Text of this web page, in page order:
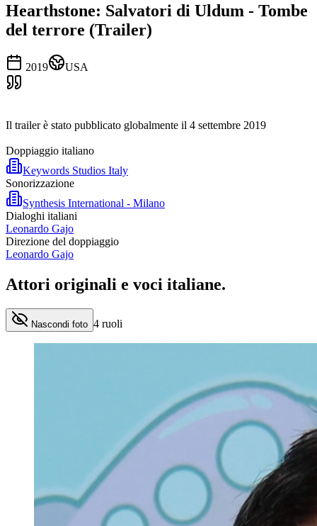
Hearthstone: Salvatori di Uldum - Tombe
del terrore (Trailer)
2019 USA
Il trailer è stato pubblicato globalmente il 4 settembre 2019
Doppiaggio italiano
Keywords Studios Italy
Sonorizzazione
Synthesis International - Milano
Dialoghi italiani
Leonardo Gajo
Direzione del doppiaggio
Leonardo Gajo
Attori originali e voci italiane.
Nascondi foto 4 ruoli